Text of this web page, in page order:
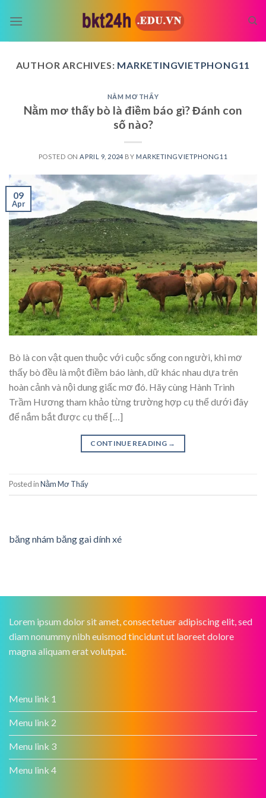
AUTHOR ARCHIVES: MARKETINGVIETPHONG11
NẰM MƠ THẤY
Nằm mơ thấy bò là điềm báo gì? Đánh con
số nào?
POSTED ON APRIL 9, 2024 BY MARKETINGVIETPHONG11
09
Apr
Bò là con vật quen thuộc với cuộc sống con người, khi mơ
thấy bò đều là một điềm báo lành, dữ khác nhau dựa trên
hoàn cảnh và nội dung giấc mơ đó. Hãy cùng Hành Trình
Trầm Hương tham khảo từng trường hợp cụ thể dưới đây
để nắm bắt được cụ thể […]
CONTINUE READING →
Posted inNằm Mơ Thấy
băng nhám băng gai dính xé
Lorem ipsum dolor sit amet, consectetuer adipiscing elit, sed
diam nonummy nibh euismod tincidunt ut laoreet dolore
magna aliquam erat volutpat.
Menu link 1
Menu link 2
Menu link 3
Menu link 4